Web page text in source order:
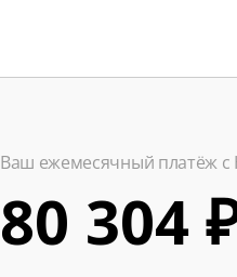
Ваш ежемесячный платёж с
80 304